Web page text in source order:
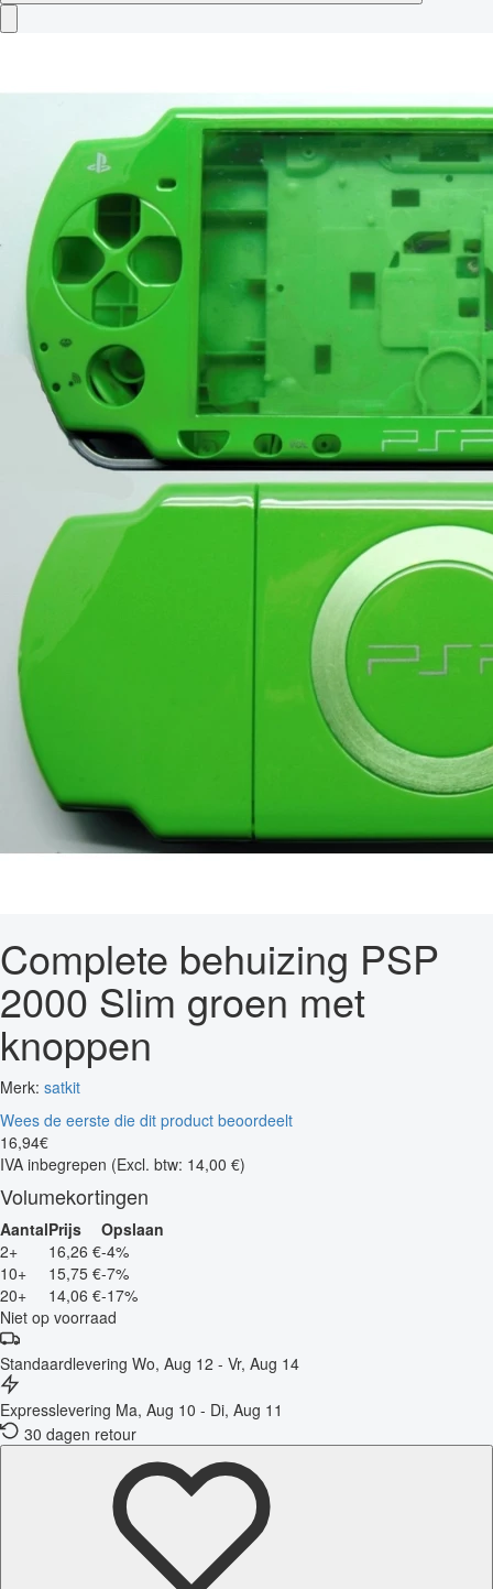
Complete behuizing PSP
2000 Slim groen met
knoppen
Merk: satkit
Wees de eerste die dit product beoordeelt
16,94€
IVA inbegrepen (Excl. btw: 14,00 €)
Volumekortingen
AantalPrijs
Opslaan
2+
16,26 €-4%
10+
15,75 €-7%
20+
14,06 €-17%
Niet op voorraad
Standaardlevering Wo, Aug 12 - Vr, Aug 14
Expresslevering Ma, Aug 10 - Di, Aug 11
30 dagen retour